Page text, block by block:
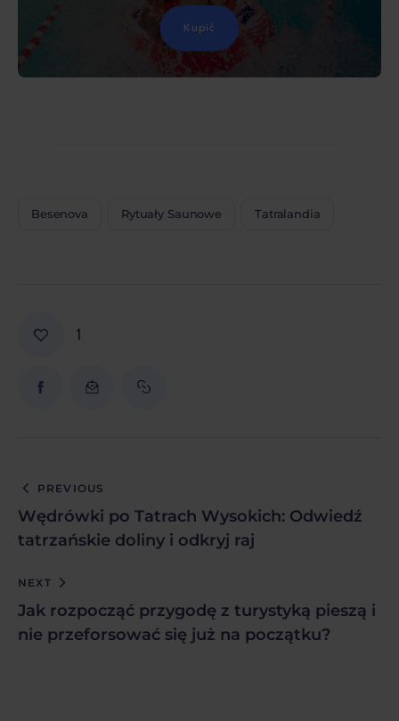
Kupić
Besenova Rytuały Saunowe Tatralandia
1
PREVIOUS
Wędrówki po Tatrach Wysokich: Odwiedź
tatrzańskie doliny i odkryj raj
NEXT
Jak rozpocząć przygodę z turystyką pieszą i
nie przeforsować się już na początku?